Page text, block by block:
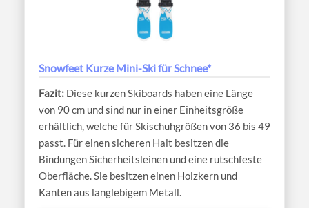
Snowfeet Kurze Mini-Ski für Schnee*
Diese kurzen Skiboards haben eine Länge
von 90 cm und sind nur in einer Einheitsgröße
erhältlich, welche für Skischuhgrößen von 36 bis 49
passt. Für einen sicheren Halt besitzen die
Bindungen Sicherheitsleinen und eine rutschfeste
Oberfläche. Sie besitzen einen Holzkern und
Kanten aus langlebigem Metall.